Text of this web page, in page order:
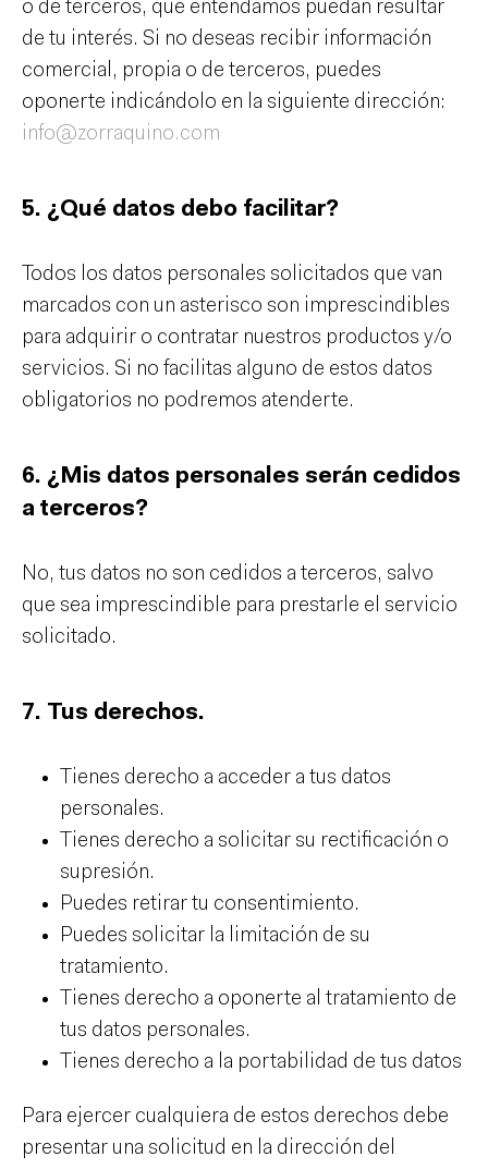
o de terceros, que entendamos puedan resultar
de tu interés. Si no deseas recibir información
comercial, propia o de terceros, puedes
oponerte indicándolo en la siguiente dirección:
info@zorraquino.com
5. ¿Qué datos debo facilitar?
Todos los datos personales solicitados que van
marcados con un asterisco son imprescindibles
para adquirir o contratar nuestros productos y/o
servicios. Si no facilitas alguno de estos datos
obligatorios no podremos atenderte.
6. ¿Mis datos personales serán cedidos
a terceros?
No, tus datos no son cedidos a terceros, salvo
que sea imprescindible para prestarle el servicio
solicitado.
7. Tus derechos.
Tienes derecho a acceder a tus datos
personales.
Tienes derecho a solicitar su rectificación o
supresión.
Puedes retirar tu consentimiento.
Puedes solicitar la limitación de su
tratamiento.
Tienes derecho a oponerte al tratamiento de
tus datos personales.
Tienes derecho a la portabilidad de tus datos
Para ejercer cualquiera de estos derechos debe
presentar una solicitud en la dirección del